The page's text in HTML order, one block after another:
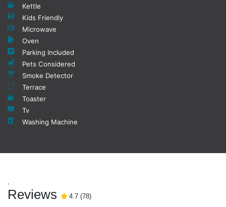
Kettle
Kids Friendly
Microwave
Oven
Parking Included
Pets Considered
Smoke Detector
Terrace
Toaster
Tv
Washing Machine
.
Reviews 4.7/5
4.7 (78)